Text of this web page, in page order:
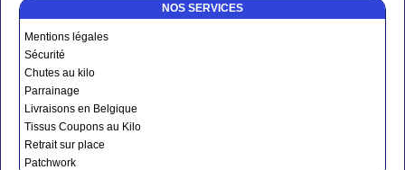
NOS SERVICES
Mentions légales
Sécurité
Chutes au kilo
Parrainage
Livraisons en Belgique
Tissus Coupons au Kilo
Retrait sur place
Patchwork